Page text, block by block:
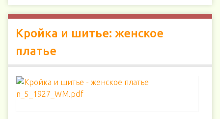
Кройка и шитье: женское
платье